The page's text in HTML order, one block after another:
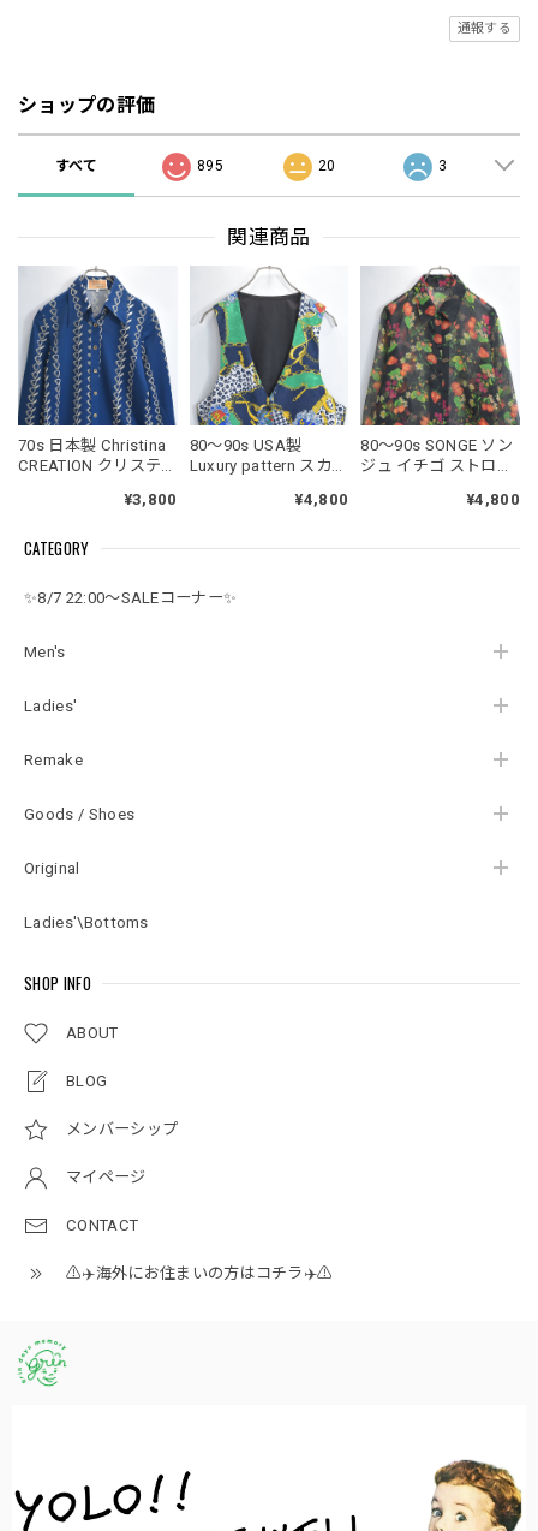
CATEGORY
✨8/7 22:00～SALEコーナー✨
Men's
Ladies'
Remake
Goods / Shoes
Original
Ladies'\Bottoms
SHOP INFO
ABOUT
BLOG
メンバーシップ
マイページ
CONTACT
⚠️✈️海外にお住まいの方はコチラ✈️⚠️
通報する
ショップの評価
すべて 895 20 3
関連商品
70s 日本製 Christina
CREATION クリスティ
ポリエステルシャツ
ィンテージ ビンテー
サイズ
¥3,800
80～90s USA製
Luxury pattern スカー
ード 総柄 ジレ ベスト
ージ アメリカ古着 レ
¥4,800
80～90s SONGE ソン
ジュ イチゴ ストロベ
デザイン シアー ロン
ャパンヴィンテージ
¥4,800